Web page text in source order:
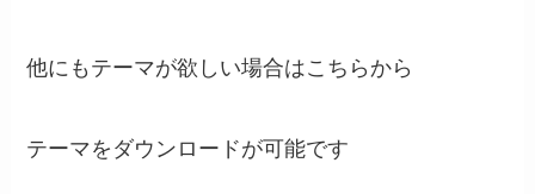
他にもテーマが欲しい場合はこちらから
テーマをダウンロードが可能です